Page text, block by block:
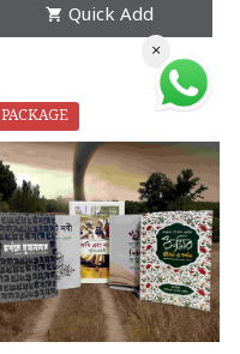
Quick Add
PACKAGE
×